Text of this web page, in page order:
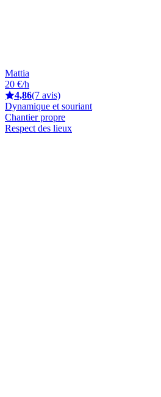
Mattia
20 €/h
4,86(7 avis)
Dynamique et souriant
Chantier propre
Respect des lieux